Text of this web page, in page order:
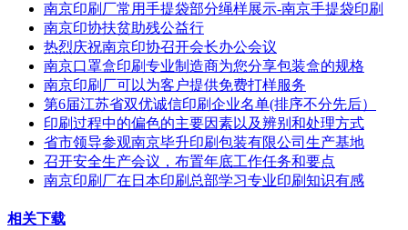
南京印刷厂常用手提袋部分绳样展示-南京手提袋印刷
南京印协扶贫助残公益行
热烈庆祝南京印协召开会长办公会议
南京口罩盒印刷专业制造商为您分享包装盒的规格
南京印刷厂可以为客户提供免费打样服务
第6届江苏省双优诚信印刷企业名单(排序不分先后）
印刷过程中的偏色的主要因素以及辨别和处理方式
省市领导参观南京毕升印刷包装有限公司生产基地
召开安全生产会议，布置年底工作任务和要点
南京印刷厂在日本印刷总部学习专业印刷知识有感
相关下载